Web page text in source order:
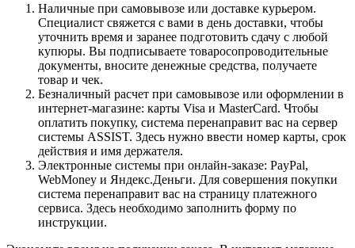
Наличные при самовывозе или доставке курьером.
Специалист свяжется с вами в день доставки, чтобы
уточнить время и заранее подготовить сдачу с любой
купюры. Вы подписываете товаросопроводительные
документы, вносите денежные средства, получаете
товар и чек.
Безналичный расчет при самовывозе или оформлении в
интернет-магазине: карты Visa и MasterCard. Чтобы
оплатить покупку, система перенаправит вас на сервер
системы ASSIST. Здесь нужно ввести номер карты, срок
действия и имя держателя.
Электронные системы при онлайн-заказе: PayPal,
WebMoney и Яндекс.Деньги. Для совершения покупки
система перенаправит вас на страницу платежного
сервиса. Здесь необходимо заполнить форму по
инструкции.